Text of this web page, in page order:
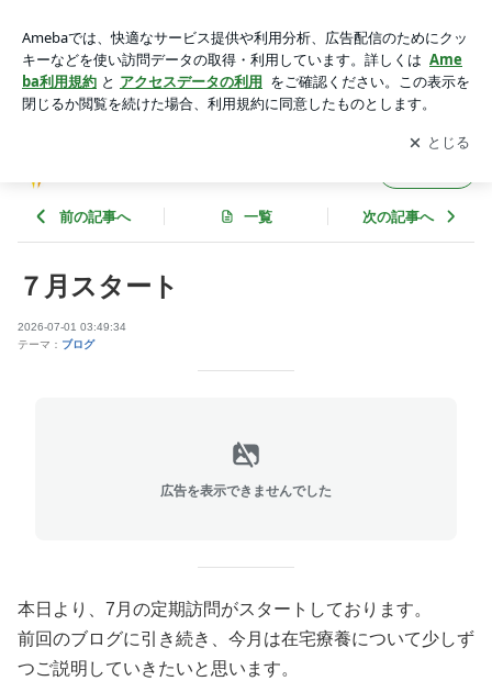
アプリをダウンロードして ブログの更新通知
を受け取りまし
ょう。
開く
前の記事へ 一覧 次の記事へ
７月スタート
2026-07-01 03:49:34
テーマ： ブログ
広告を表示できませんでした
本日より、7月の定期訪問がスタートしております。
前回のブログに引き続き、今月は在宅療養について少しず
つご説明していきたいと思います。